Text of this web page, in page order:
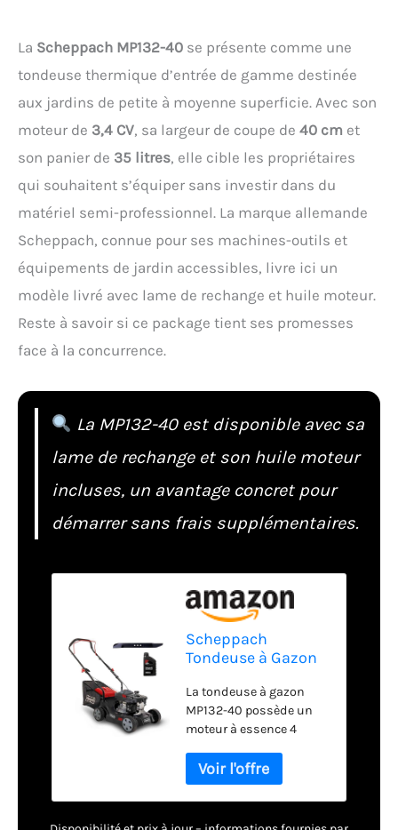
La Scheppach MP132-40 se présente comme une
tondeuse thermique d’entrée de gamme destinée
aux jardins de petite à moyenne superficie. Avec son
moteur de 3,4 CV, sa largeur de coupe de 40 cm et
son panier de 35 litres, elle cible les propriétaires
qui souhaitent s’équiper sans investir dans du
matériel semi-professionnel. La marque allemande
Scheppach, connue pour ses machines-outils et
équipements de jardin accessibles, livre ici un
modèle livré avec lame de rechange et huile moteur.
Reste à savoir si ce package tient ses promesses
face à la concurrence.
La MP132-40 est disponible avec sa
lame de rechange et son huile moteur
incluses, un avantage concret pour
démarrer sans frais supplémentaires.
Scheppach
Tondeuse à Gazon
40 - 3,4 CV - Largeur
Coupe 40cm
La tondeuse à gazon
MP132-40 possède un
moteur à essence 4
puissant de 2400 W
permettant de tondre
des jardins allant
jusqu'à 600 m² Cette